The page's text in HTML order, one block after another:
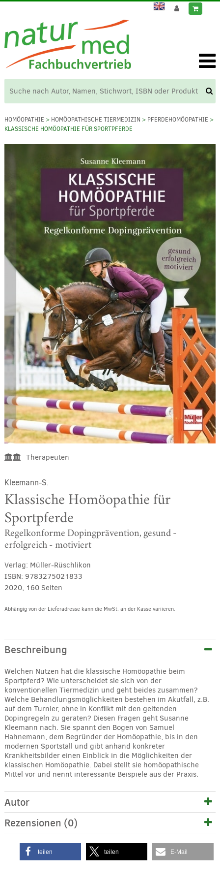
HOMÖOPATHIE > HOMÖOPATHISCHE TIERMEDIZIN > PFERDEHOMÖOPATHIE >
KLASSISCHE HOMÖOPATHIE FÜR SPORTPFERDE
Therapeuten
Kleemann-S.
Klassische Homöopathie für
Sportpferde
Regelkonforme Dopingprävention, gesund -
erfolgreich - motiviert
Verlag: Müller-Rüschlikon
ISBN: 9783275021833
2020, 160 Seiten
Abhängig von der Lieferadresse kann die MwSt. an der Kasse variieren.
Beschreibung
Welchen Nutzen hat die klassische Homöopathie beim
Sportpferd? Wie unterscheidet sie sich von der
konventionellen Tiermedizin und geht beides zusammen?
Welche Behandlungsmöglichkeiten bestehen im Akutfall, z.B.
auf dem Turnier, ohne in Konflikt mit den geltenden
Dopingregeln zu geraten? Diesen Fragen geht Susanne
Kleemann nach. Sie spannt den Bogen von Samuel
Hahnemann, dem Begründer der Homöopathie, bis in den
modernen Sportstall und gibt anhand konkreter
Krankheitsbilder einen Einblick in die Möglichkeiten der
klassischen Homöopathie. Dabei stellt sie homöopathische
Mittel vor und nennt interessante Beispiele aus der Praxis.
Autor
Rezensionen (0)
teilen teilen E-Mail